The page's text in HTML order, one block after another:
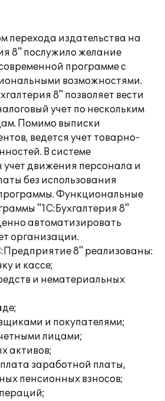
перехода издательства на
8" послужило желание
программе с
возможностями.
8" позволяет вести
учет по нескольким
Помимо выписки
ведется учет товарно-
В системе
движения персонала и
без использования
Функциональные
"1С:Бухгалтерия 8"
автоматизировать
организации.
8" реализованы:
и кассе;
и нематериальных
и покупателями;
лицами;
активов;
заработной платы,
пенсионных взносов;